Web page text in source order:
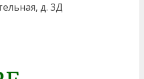
д. 3Д